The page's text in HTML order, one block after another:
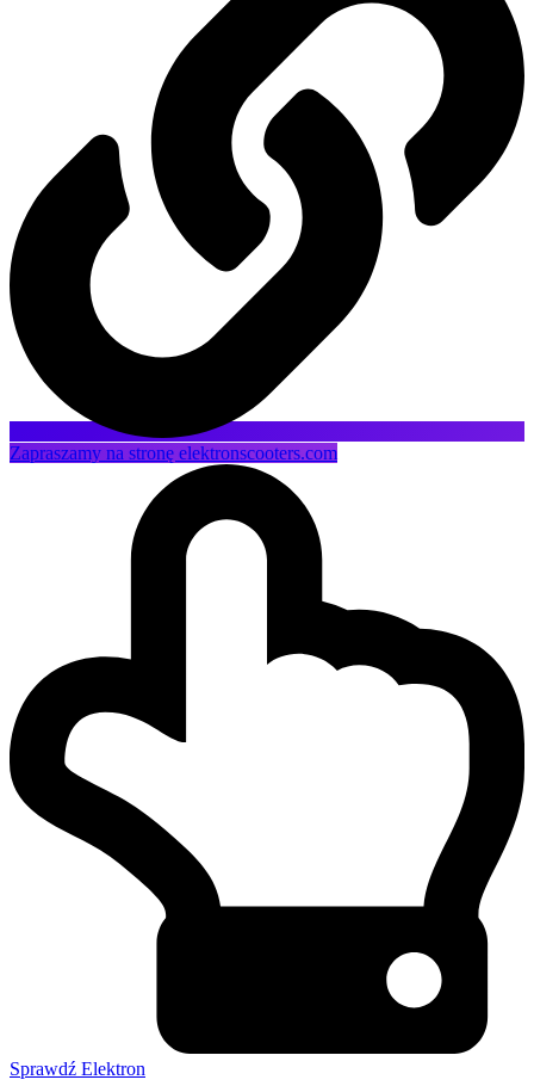
Zapraszamy na stronę elektronscooters.com
Sprawdź Elektron